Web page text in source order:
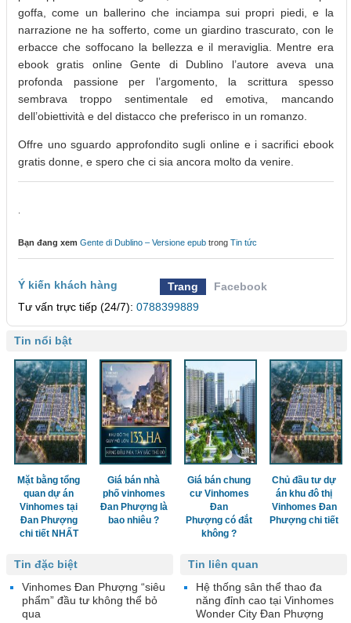
goffa, come un ballerino che inciampa sui propri piedi, e la
narrazione ne ha sofferto, come un giardino trascurato, con le
erbacce che soffocano la bellezza e il meraviglia. Mentre era
ebook gratis online Gente di Dublino l’autore aveva una
profonda passione per l’argomento, la scrittura spesso
sembrava troppo sentimentale ed emotiva, mancando
dell’obiettività e del distacco che preferisco in un romanzo.
Offre uno sguardo approfondito sugli online e i sacrifici ebook
gratis donne, e spero che ci sia ancora molto da venire.
Bạn đang xem Gente di Dublino – Versione epub trong Tin tức
Ý kiến khách hàng Trang
Facebook
Tư vấn trực tiếp (24/7): 0788399889
Tin nổi bật
Mặt bằng tổng
quan dự án
Vinhomes tại
Đan Phượng
chi tiết NHẤT
Giá bán nhà
phố vinhomes
Đan Phượng là
bao nhiêu ?
Giá bán chung
cư Vinhomes
Đan
Phượng có đắt
không ?
Chủ đầu tư dự
án khu đô thị
Vinhomes Đan
Phượng chi tiết
Tin liên quan
Hệ thống sân thể thao đa
năng đỉnh cao tại Vinhomes
Wonder City Đan Phượng
Tin đặc biệt
Vinhomes Đan Phượng “siêu
phẩm” đầu tư không thể bỏ
qua